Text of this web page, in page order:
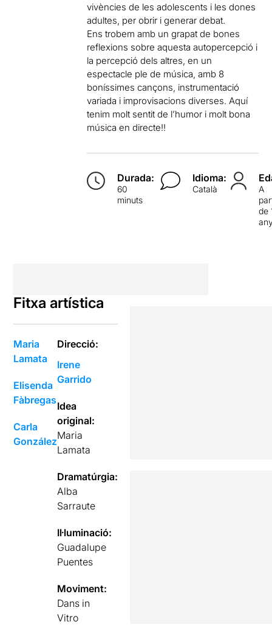
vivències de les adolescents i les dones
adultes, per obrir i generar debat.
Ens trobem amb un grapat de bones
reflexions sobre aquesta autopercepció i
la percepció dels altres, en un
espectacle ple de música, amb 8
boníssimes cançons, instrumentació
variada i improvisacions diverses. Aquí
tenim molt sentit de l’humor i molt bona
música en directe!!
Durada:
60
minuts
Idioma:
Català
A
de
Fitxa artística
Maria
Lamata
Elisenda
Fàbregas
Carla
González
Direcció:
Irene
Garrido
Idea
original:
Maria
Lamata
Dramatúrgia:
Alba
Sarraute
Il·luminació:
Guadalupe
Puentes
Moviment:
Dans in
Vitro